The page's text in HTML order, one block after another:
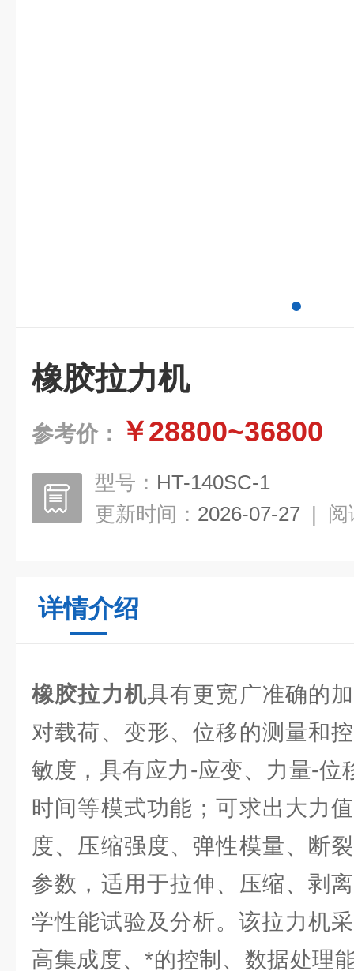
橡胶拉力机
参考价： ￥28800~36800
型号： HT-140SC-1
更新时间： 2026-07-27 | 阅
详情介绍
橡胶拉力机具有更宽广准确的
对载荷、变形、位移的测量和
敏度，具有应力-应变、力量-位
时间等模式功能；可求出大力
度、压缩强度、弹性模量、断
参数，适用于拉伸、压缩、剥
学性能试验及分析。该拉力机
高集成度、*的控制、数据处理